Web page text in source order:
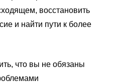
восстановить
и найти пути к более
что вы не обязаны